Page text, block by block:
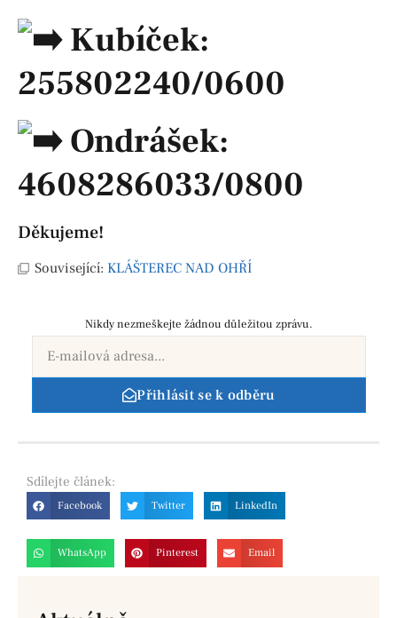
Kubíček:
255802240/0600
Ondrášek:
4608286033/0800
Děkujeme!
Související: KLÁŠTEREC NAD OHŘÍ
Nikdy nezmeškejte žádnou důležitou zprávu.
Přihlásit se k odběru
Sdílejte článek:
Facebook Twitter LinkedIn
WhatsApp Pinterest Email